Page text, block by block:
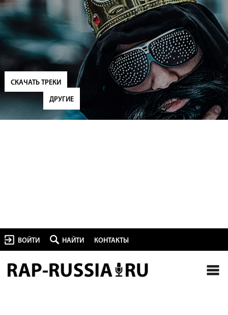
ВОЙТИ НАЙТИ КОНТАКТЫ
СКАЧАТЬ ТРЕКИ
ДРУГИЕ